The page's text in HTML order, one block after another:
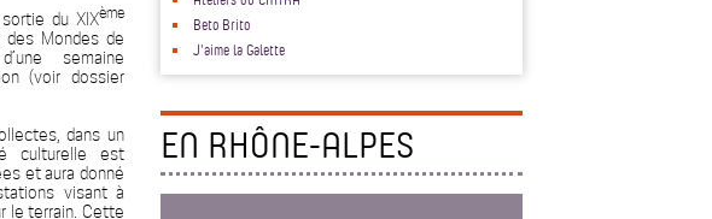
du XIXème
des Mondes de
semaine
(voir dossier
dans un
culturelle est
et aura donné
visant à
le terrain. Cette
Beto Brito
J'aime la Galette
EN RHÔNE-ALPES